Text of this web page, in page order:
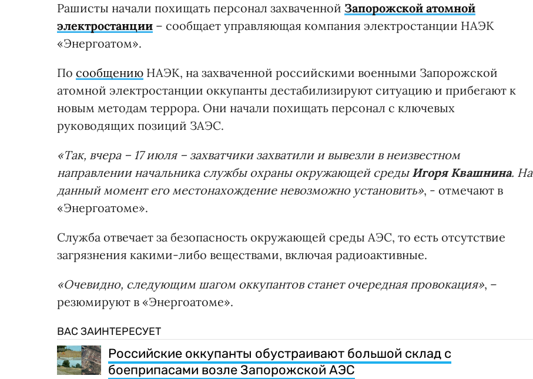
Рашисты начали похищать персонал захваченной Запорожской атомной
электростанции – сообщает управляющая компания электростанции НАЭК
«Энергоатом».
По сообщению НАЭК, на захваченной российскими военными Запорожской
атомной электростанции оккупанты дестабилизируют ситуацию и прибегают к
новым методам террора. Они начали похищать персонал с ключевых
руководящих позиций ЗАЭС.
«Так, вчера – 17 июля – захватчики захватили и вывезли в неизвестном
направлении начальника службы охраны окружающей средыИгоря Квашнина. На
данный момент его местонахождение невозможно установить», - отмечают в
«Энергоатоме».
Служба отвечает за безопасность окружающей среды АЭС, то есть отсутствие
загрязнения какими-либо веществами, включая радиоактивные.
«Очевидно, следующим шагом оккупантов станет очередная провокация», –
резюмируют в «Энергоатоме».
ВАС ЗАИНТЕРЕСУЕТ
Российские оккупанты обустраивают большой склад с
боеприпасами возле Запорожской АЭС